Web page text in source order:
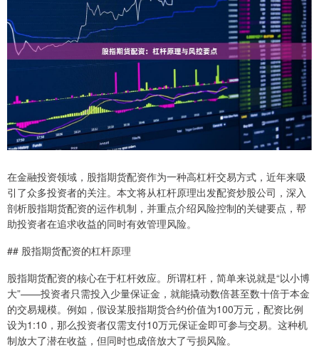
在金融投资领域，股指期货配资作为一种高杠杆交易方式，近年来吸
引了众多投资者的关注。本文将从杠杆原理出发配资炒股公司，深入
剖析股指期货配资的运作机制，并重点介绍风险控制的关键要点，帮
助投资者在追求收益的同时有效管理风险。
## 股指期货配资的杠杆原理
股指期货配资的核心在于杠杆效应。所谓杠杆，简单来说就是“以小博
大”——投资者只需投入少量保证金，就能撬动数倍甚至数十倍于本金
的交易规模。例如，假设某股指期货合约价值为100万元，配资比例
设为1:10，那么投资者仅需支付10万元保证金即可参与交易。这种机
制放大了潜在收益，但同时也成倍放大了亏损风险。